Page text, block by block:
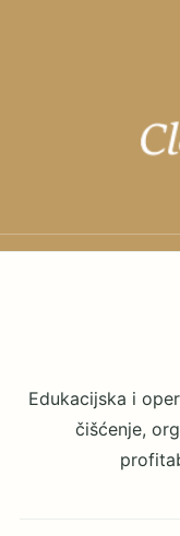
Edukacijska i
čišćenje,